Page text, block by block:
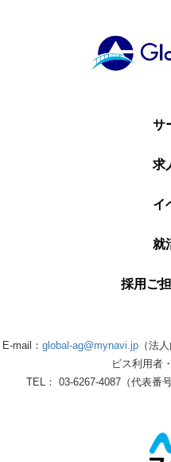
サ
求
イ
就
採用ご
E-mail： global-ag@mynavi.jp （法
ビス利用者
TEL： 03-6267-4087（代表